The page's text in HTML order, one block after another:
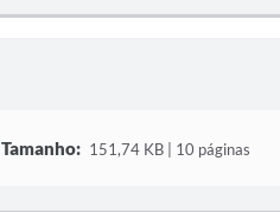
Tamanho: 151,74 KB | 10 páginas